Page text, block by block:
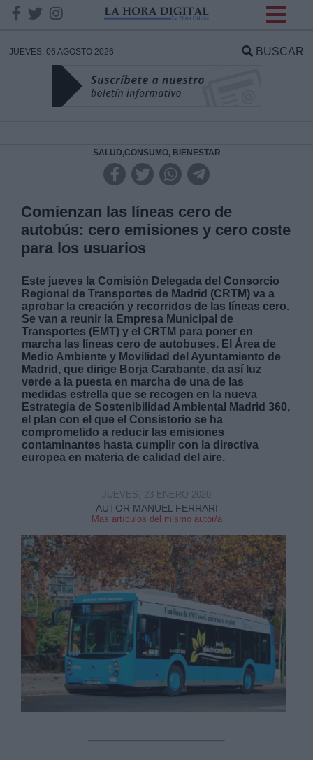
JUEVES, 06 AGOSTO 2026 BUSCAR
SALUD,CONSUMO, BIENESTAR
Comienzan las líneas cero de
autobús: cero emisiones y cero coste
para los usuarios
Este jueves la Comisión Delegada del Consorcio
Regional de Transportes de Madrid (CRTM) va a
aprobar la creación y recorridos de las líneas cero.
Se van a reunir la Empresa Municipal de
Transportes (EMT) y el CRTM para poner en
marcha las líneas cero de autobuses. El Área de
Medio Ambiente y Movilidad del Ayuntamiento de
Madrid, que dirige Borja Carabante, da así luz
verde a la puesta en marcha de una de las
medidas estrella que se recogen en la nueva
Estrategia de Sostenibilidad Ambiental Madrid 360,
el plan con el que el Consistorio se ha
comprometido a reducir las emisiones
contaminantes hasta cumplir con la directiva
europea en materia de calidad del aire.
AUTOR MANUEL FERRARI
Mas artículos del mismo autor/a
JUEVES, 23 ENERO 2020
DATOS
Responsable:
Legitimación:
Destinatarios:
Derechos:
link
Información adicional